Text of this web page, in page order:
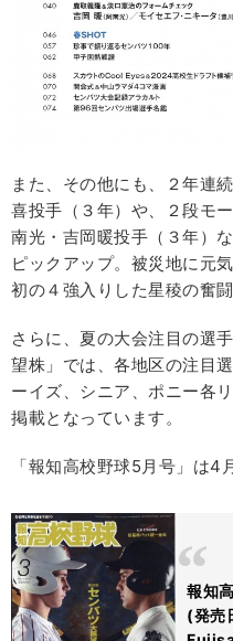
また、その他にも、２年連
喜投手（３年）や、２段モ
南光・吉岡暖投手（３年）
ピックアップ。被災地に元
初の４強入りした星稜の奮
さらに、夏の大会注目の選
望株」では、各地区の注目
ーイズ、シニア、ポニー各
掲載となっています。
「報知高校野球5月号」は4
報知
(発売